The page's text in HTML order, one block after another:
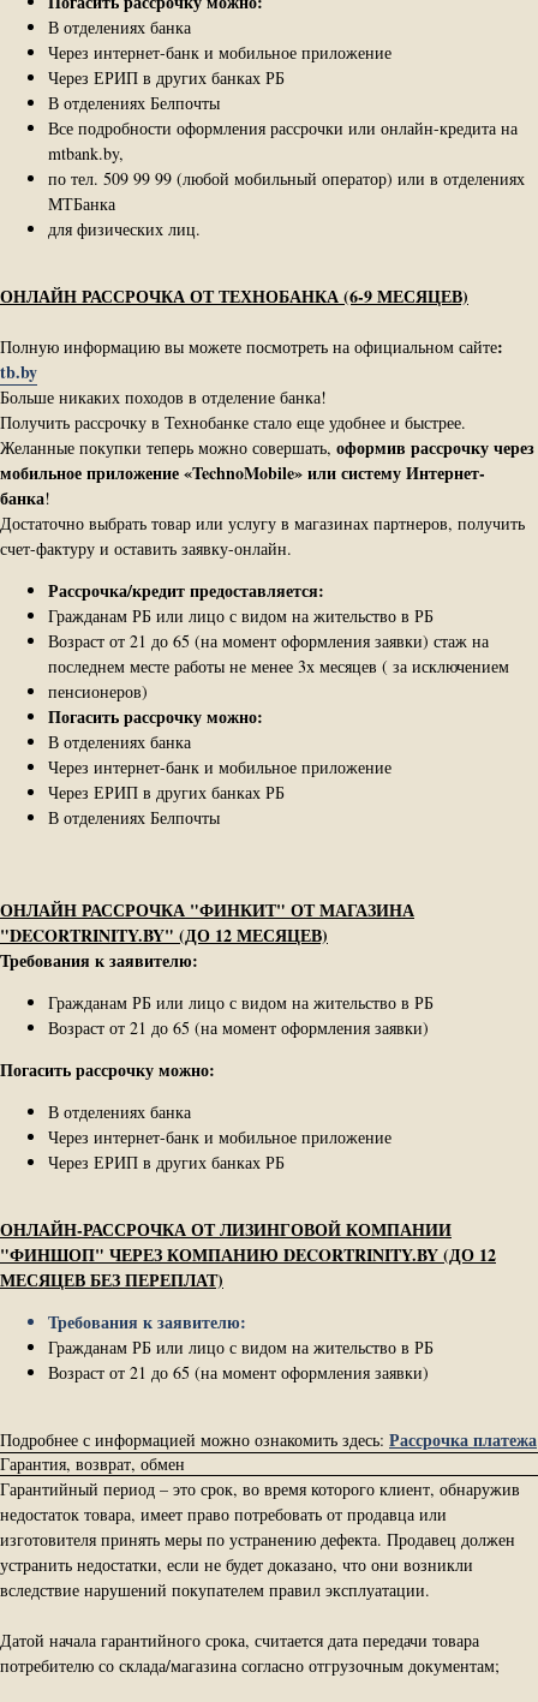
В отделениях банка
Через интернет-банк и мобильное приложение
Через ЕРИП в других банках РБ
В отделениях Белпочты
Все подробности оформления рассрочки или онлайн-кредита на
mtbank.by,
по тел. 509 99 99 (любой мобильный оператор) или в отделениях
МТБанка
для физических лиц.
ОНЛАЙН РАССРОЧКА ОТ ТЕХНОБАНКА (6-9 МЕСЯЦЕВ)
Полную информацию вы можете посмотреть на официальном сайте:
tb.by
Больше никаких походов в отделение банка!
Получить рассрочку в Технобанке стало еще удобнее и быстрее.
Желанные покупки теперь можно совершать, оформив рассрочку через
мобильное приложение «TechnoMobile» или систему Интернет-​
банка!
Достаточно выбрать товар или услугу в магазинах партнеров, получить
счет-​фактуру и оставить заявку-​онлайн.
Рассрочка/кредит предоставляется:
Гражданам РБ или лицо с видом на жительство в РБ
Возраст от 21 до 65 (на момент оформления заявки) стаж на
последнем месте работы не менее 3х месяцев ( за исключением
пенсионеров)
Погасить рассрочку можно:
В отделениях банка
Через интернет-банк и мобильное приложение
Через ЕРИП в других банках РБ
В отделениях Белпочты
ОНЛАЙН РАССРОЧКА "ФИНКИТ" ОТ МАГАЗИНА
"DECORTRINITY.BY" (ДО 12 МЕСЯЦЕВ)
Требования к заявителю:
Гражданам РБ или лицо с видом на жительство в РБ
Возраст от 21 до 65 (на момент оформления заявки)
Погасить рассрочку можно:
В отделениях банка
Через интернет-банк и мобильное приложение
Через ЕРИП в других банках РБ
ОНЛАЙН-РАССРОЧКА ОТ ЛИЗИНГОВОЙ КОМПАНИИ
"ФИНШОП" ЧЕРЕЗ КОМПАНИЮ DECORTRINITY.BY (ДО 12
МЕСЯЦЕВ БЕЗ ПЕРЕПЛАТ)
Требования к заявителю:
Гражданам РБ или лицо с видом на жительство в РБ
Возраст от 21 до 65 (на момент оформления заявки)
Подробнее с информацией можно ознакомить здесь: Рассрочка платежа
Гарантия, возврат, обмен
Гарантийный период – это срок, во время которого клиент, обнаружив
недостаток товара, имеет право потребовать от продавца или
изготовителя принять меры по устранению дефекта. Продавец должен
устранить недостатки, если не будет доказано, что они возникли
вследствие нарушений покупателем правил эксплуатации.
Датой начала гарантийного срока, считается дата передачи товара
потребителю со склада/магазина согласно отгрузочным документам;